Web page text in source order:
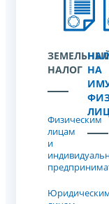
НАЛОГ
Физическим
лицам
и
НА